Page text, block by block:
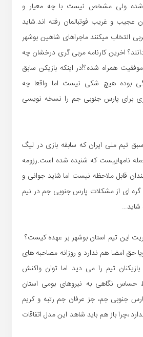
ولی مشخص نیست با چه معیار و
عجیب و غریب فوتبالمان رفته اند.شاید
انتخاب میکنند ماجراهای شاهین بوشهر
اخرین کارنامه مربی گری درخشان چه
همراه شده؟!در اینکه بازیکن سابق
بوده هیچ شکی نیست اما واقعا چه
برای پارس جنوبی جم را نسخه نویسی
تیم ملی ایران که سابقه بازی در لیگ
جمله نامهاییست که شنیده شده است.رزومه
قابل ملاحظه نیست اما شاید جوانی و
گره ای از مشکلات پارس جنوبی جم در نیم
شاید…
این تیم استان بوشهر بر عهده کیست؟
حق امضا هم ندارد و روزانه مصاحبه های
بازیکنان تیم را می دید اما توان واکنش
حساس نگاهی به نیروهای بومی استان
جنوبی جم، جز عرفان جم رتبه و کریم
،چرا باز هم باید شاهد این مدل اتفاقات